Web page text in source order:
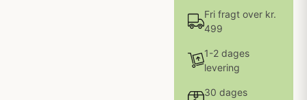
Fri fragt over kr.
499
1-2 dages
levering
30 dages